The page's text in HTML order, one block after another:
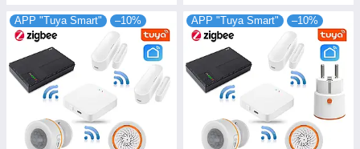
APP "Tuya Smart" –10% APP "Tuya Smart" –10%